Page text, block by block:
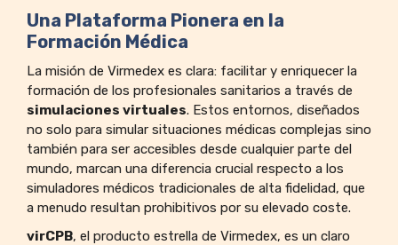
Una Plataforma Pionera en la
Formación Médica
La misión de Virmedex es clara: facilitar y enriquecer la
formación de los profesionales sanitarios a través de
simulaciones virtuales. Estos entornos, diseñados
no solo para simular situaciones médicas complejas sino
también para ser accesibles desde cualquier parte del
mundo, marcan una diferencia crucial respecto a los
simuladores médicos tradicionales de alta fidelidad, que
a menudo resultan prohibitivos por su elevado coste.
virCPB, el producto estrella de Virmedex, es un claro